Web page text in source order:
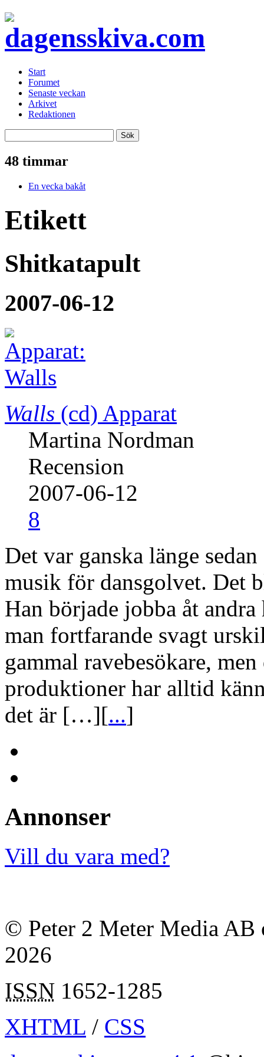
Start
Forumet
Senaste veckan
Arkivet
Redaktionen
48 timmar
En vecka bakåt
Etikett
Shitkatapult
2007-06-12
Walls (cd) Apparat
Martina Nordman
Recension
2007-06-12
8
Det var ganska länge
musik för dansgolvet. Det
Han började jobba åt
man fortfarande svagt
gammal ravebesökare,
produktioner har alltid
det är […][...]
Annonser
Vill du vara med?
© Peter 2 Meter Media AB
2026
ISSN 1652-1285
XHTML / CSS